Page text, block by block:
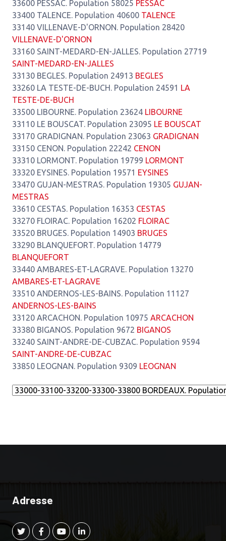
33600 PESSAC. Population 58025 PESSAC
33400 TALENCE. Population 40600 TALENCE
33140 VILLENAVE-D'ORNON. Population 28420
VILLENAVE-D'ORNON
33160 SAINT-MEDARD-EN-JALLES. Population 27719
SAINT-MEDARD-EN-JALLES
33130 BEGLES. Population 24913 BEGLES
33260 LA TESTE-DE-BUCH. Population 24591 LA
TESTE-DE-BUCH
33500 LIBOURNE. Population 23624 LIBOURNE
33110 LE BOUSCAT. Population 23095 LE BOUSCAT
33170 GRADIGNAN. Population 23063 GRADIGNAN
33150 CENON. Population 22242 CENON
33310 LORMONT. Population 19799 LORMONT
33320 EYSINES. Population 19571 EYSINES
33470 GUJAN-MESTRAS. Population 19305 GUJAN-
MESTRAS
33610 CESTAS. Population 16353 CESTAS
33270 FLOIRAC. Population 16202 FLOIRAC
33520 BRUGES. Population 14903 BRUGES
33290 BLANQUEFORT. Population 14779
BLANQUEFORT
33440 AMBARES-ET-LAGRAVE. Population 13270
AMBARES-ET-LAGRAVE
33510 ANDERNOS-LES-BAINS. Population 11127
ANDERNOS-LES-BAINS
33120 ARCACHON. Population 10975 ARCACHON
33380 BIGANOS. Population 9672 BIGANOS
33240 SAINT-ANDRE-DE-CUBZAC. Population 9594
SAINT-ANDRE-DE-CUBZAC
33850 LEOGNAN. Population 9309 LEOGNAN
Adresse